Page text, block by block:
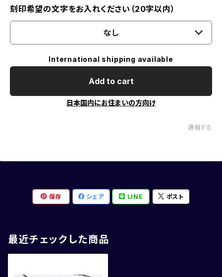
刻印希望の文字をお入れください（20字以内）
なし
International shipping available
Add to cart
日本国内にお住まいの方向け
通報する
保存 シェア LINE ポスト
最近チェックした商品